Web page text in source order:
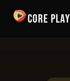
Core Play